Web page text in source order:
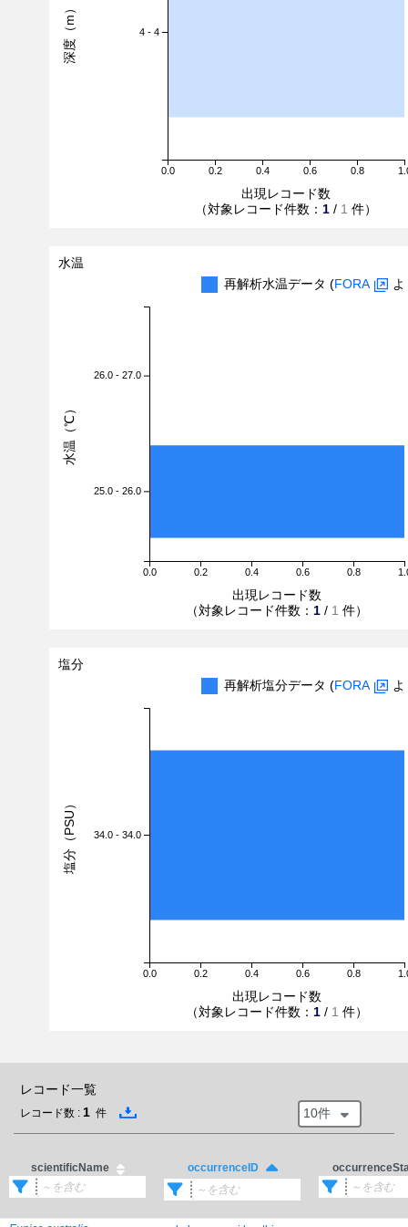
0.0 0.2 0.4 0.6 0.8
4 - 4
出現レコード数
（対象レコード件数： 1 / 1 件）
深度（m）
水温
再解析水温データ (FORA
0.0 0.2 0.4 0.6 0.8
26.0 - 27.0
25.0 - 26.0
出現レコード数
（対象レコード件数： 1 / 1 件）
水温（℃）
塩分
再解析塩分データ (FORA
0.0 0.2 0.4 0.6 0.8
34.0 - 34.0
出現レコード数
（対象レコード件数： 1 / 1 件）
塩分（PSU）
レコード一覧
レコード数 : 1 件 10件
scientificName occurrenceID